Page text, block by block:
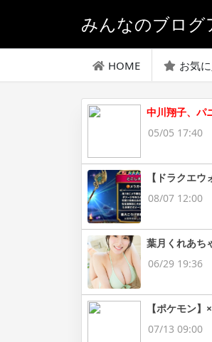
みんなのブログ
HOME お気
中川翔子、パ
05/05 17:40
【ドラクエ
08/07 12:00
葉月くれあ
06/29 19:36
【ポケモン
07/13 09:00